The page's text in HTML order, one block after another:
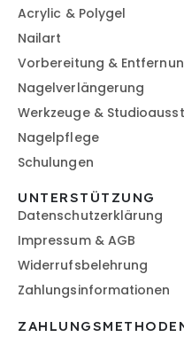
Acrylic & Polygel
Nailart
Vorbereitung &
Nagelverlängerung
Werkzeuge &
Nagelpflege
Schulungen
UNTERSTÜTZUNG
Datenschutzerklärung
Impressum & AGB
Widerrufsbelehrung
Zahlungsinformationen